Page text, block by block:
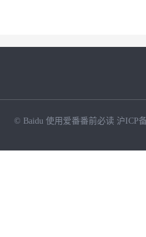
© Baidu 使用爱番番前必读 沪ICP